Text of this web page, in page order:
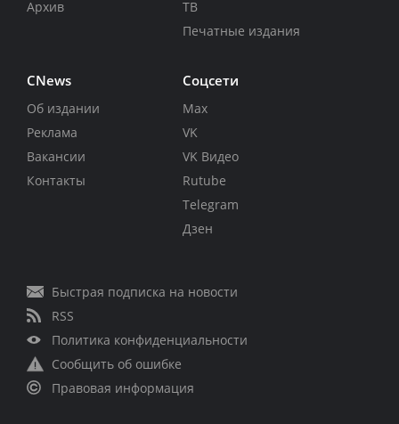
Архив
ТВ
Печатные издания
CNews
Об издании
Реклама
Вакансии
Контакты
Соцсети
Max
VK
VK Видео
Rutube
Telegram
Дзен
Быстрая подписка на новости
RSS
Политика конфиденциальности
Сообщить об ошибке
Правовая информация